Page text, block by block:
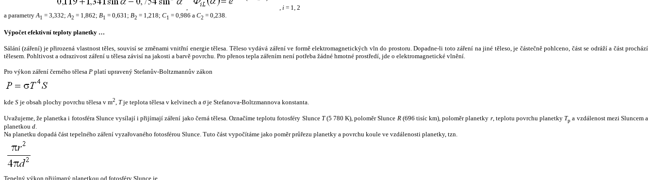
, , i = 1, 2
a parametryA1 = 3,332;A2 = 1,862; B1 = 0,631; B2 = 1,218; C1 = 0,986 a C2 = 0,238.
Výpočet efektivní teploty planetky …
Sálání (záření) je přirozená vlastnost těles, souvisí se změnami vnitřní energie tělesa. Těleso vydává záření ve formě elektromagnetických vln do prostoru. Dopadne-li toto záření na jiné těleso, je částečně pohlceno, část se odráží a část prochází
tělesem. Pohltivost a odrazivost záření u tělesa závisí na jakosti a barvě povrchu. Pro přenos tepla zářením není potřeba žádné hmotné prostředí, jde o elektromagnetické vlnění.
Pro výkon záření černého tělesa P platí upravený Stefanův-Boltzmannův zákon
kde S je obsah plochy povrchu tělesa v m2, Tje teplota tělesa v kelvinech a σje Stefanova-Boltzmannova konstanta.
Uvažujeme, že planetka i fotosféra Slunce vysílají i přijímají záření jako černá tělesa. Označíme teplotu fotosféry Slunce T(5 780 K), poloměr Slunce R(696 tisíc km), poloměr planetky r, teplotu povrchu planetky Tp a vzdálenost mezi Sluncem a
planetkou d.
Na planetku dopadá část tepelného záření vyzařovaného fotosférou Slunce. Tuto část vypočítáme jako poměr průřezu planetky a povrchu koule ve vzdálenosti planetky, tzn.
Tepelný výkon přijímaný planetkou od fotosféry Slunce je